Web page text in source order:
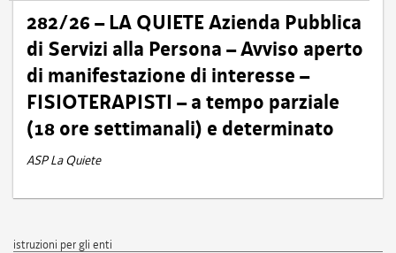
282/26 – LA QUIETE Azienda Pubblica
di Servizi alla Persona – Avviso aperto
di manifestazione di interesse –
FISIOTERAPISTI – a tempo parziale
(18 ore settimanali) e determinato
ASP La Quiete
istruzioni per gli enti